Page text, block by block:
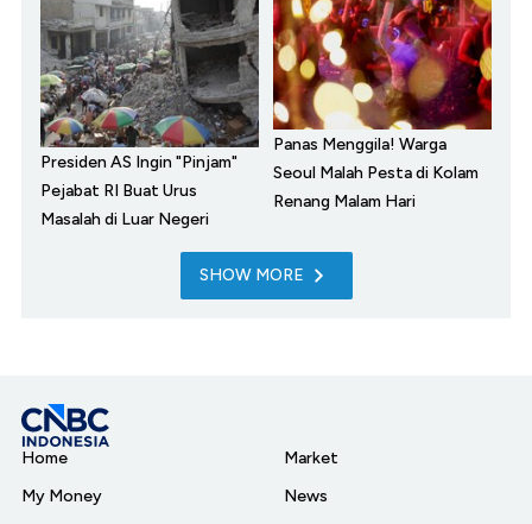
Presiden AS Ingin "Pinjam"
Pejabat RI Buat Urus
Masalah di Luar Negeri
Panas Menggila! Warga
Seoul Malah Pesta di Kolam
Renang Malam Hari
SHOW MORE
Home
My Money
Market
News